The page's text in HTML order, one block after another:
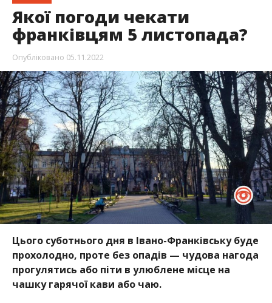
Якої погоди чекати
франківцям 5 листопада?
Опубліковано 05.11.2022
Цього суботнього дня в Івано-Франківську буде
прохолодно, проте без опадів — чудова нагода
прогулятись або піти в улюблене місце на
чашку гарячої кави або чаю.